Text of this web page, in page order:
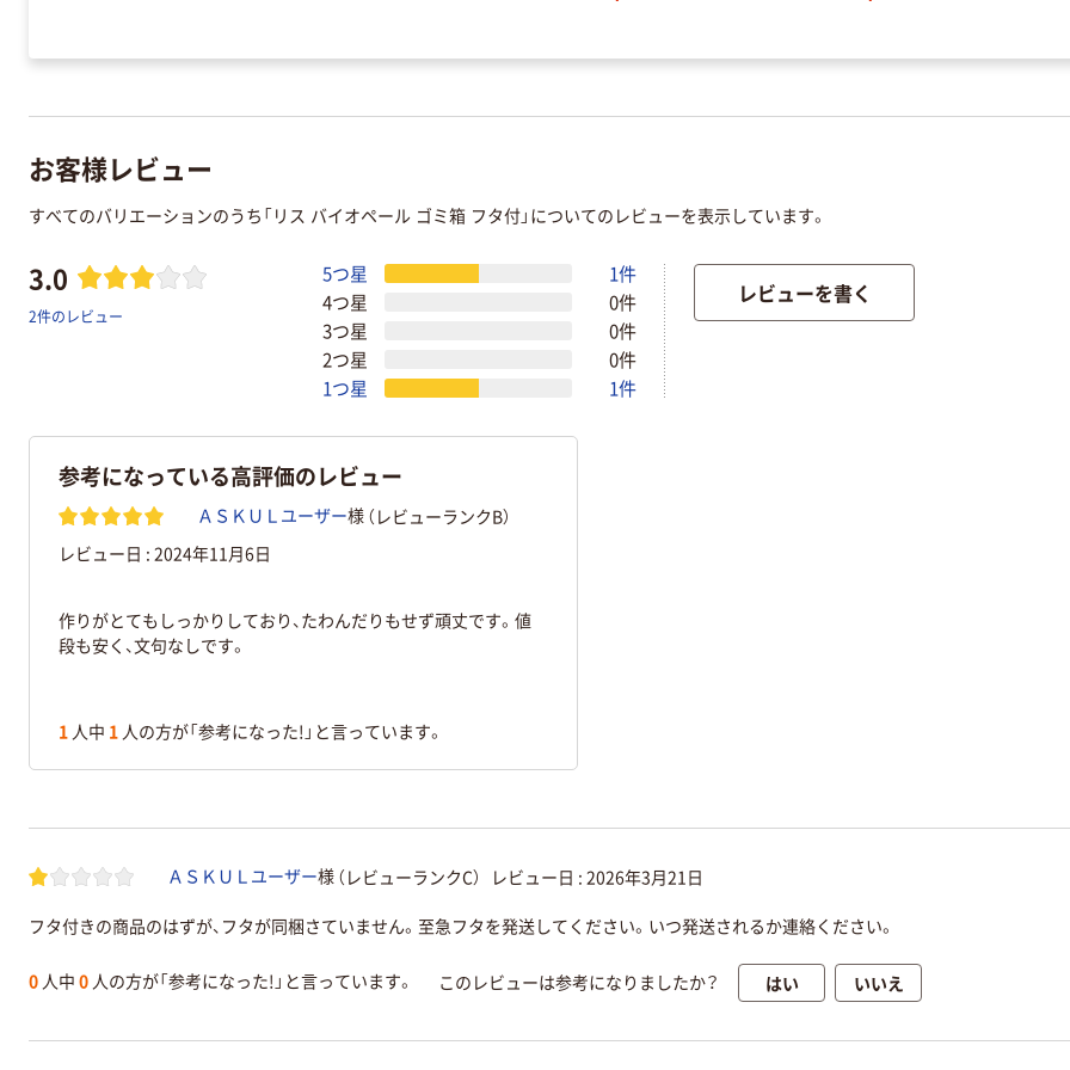
お客様レビュー
すべてのバリエーションのうち「リス バイオペール ゴミ箱 フタ付」についてのレビューを表示しています。
3.0
2件のレビュー
5つ星
1件
4つ星
0件
3つ星
0件
2つ星
0件
1つ星
1件
レビューを書く
参考になっている高評価のレビュー
ＡＳＫＵＬユーザー様 （レビューランクB）
レビュー日 : 2024年11月6日
作りがとてもしっかりしており、たわんだりもせず頑丈です。値
段も安く、文句なしです。
1 人中 1 人の方が「参考になった!」と言っています。
ＡＳＫＵＬユーザー様 （レビューランクC） レビュー日 : 2026年3月21日
フタ付きの商品のはずが、フタが同梱さていません。至急フタを発送してください。いつ発送されるか連絡ください。
0 人中 0 人の方が「参考になった!」と言っています。 このレビューは参考になりましたか？ はい いいえ